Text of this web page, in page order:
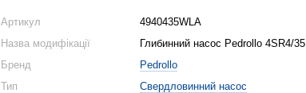
Артикул
4940435WLA
Назва модифікації
Глибинний насос Pedrollo 4SR4/35
Бренд
Pedrollo
Тип
Свердловинний насос